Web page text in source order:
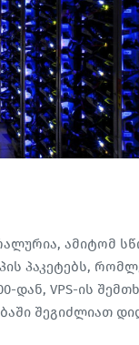
ამიტომ
პაკეტებს,
VPS-ის
შეგიძლიათ